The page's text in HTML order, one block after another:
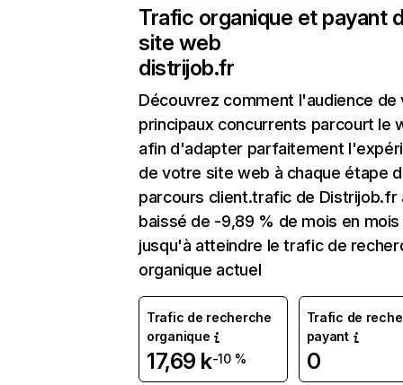
Trafic organique et payant
site web
distrijob.fr
Découvrez comment l'audience de
principaux concurrents parcourt le
afin d'adapter parfaitement
de votre site web à chaque étape
parcours client.trafic de Distrijob.fr
baissé de -9,89 % de mois en mois
jusqu'à atteindre le trafic de
organique actuel
Trafic de recherche
organique
17,69 k-10 %
Trafic de
payant
0